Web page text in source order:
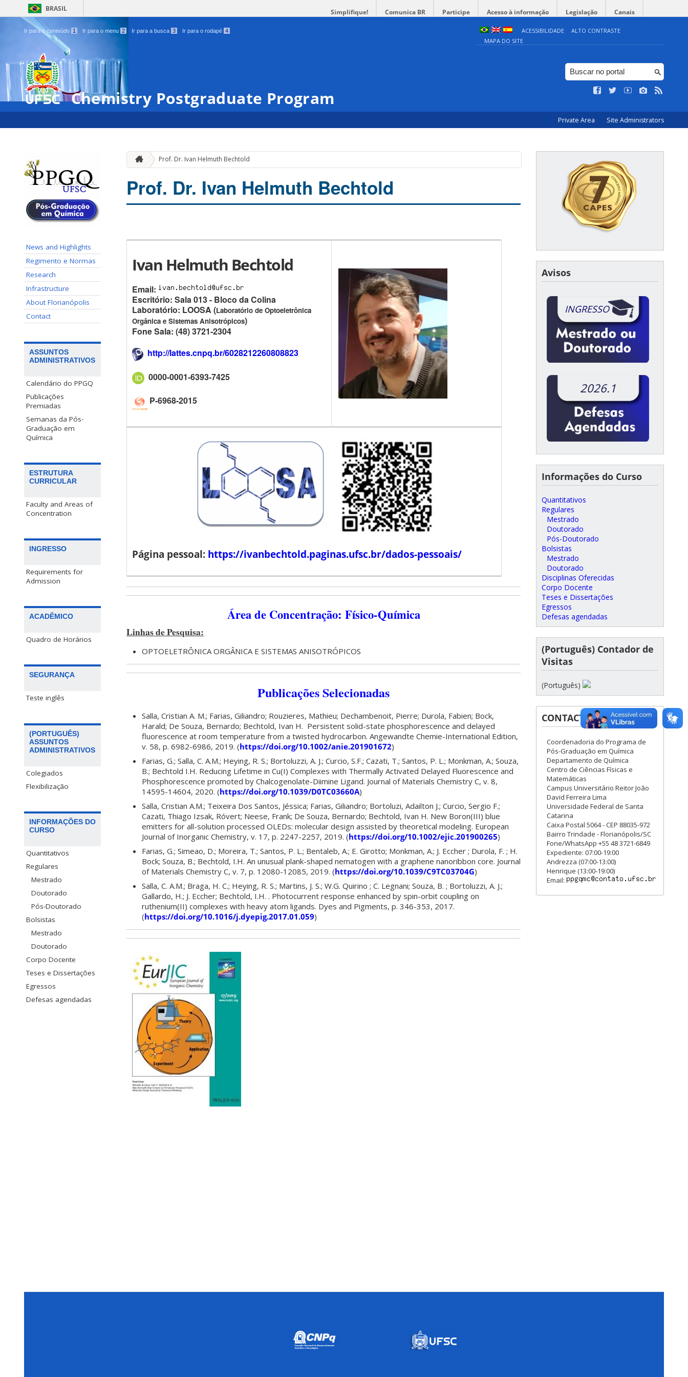
BRASIL Simplifique! Comunica BR Participe Acesso à informação Legislação Canais
Ir para o conteúdo 1 Ir para o menu 2 Ir para a busca 3 Ir para o rodapé 4 ACESSIBILIDADE
ALTO CONTRASTE
MAPA DO SITE
Chemistry Postgraduate Program
Private Area Site Administrators
News and Highlights
Regimento e Normas
Research
Infrastructure
About Florianópolis
Contact
ASSUNTOS
ADMINISTRATIVOS
Calendário do PPGQ
Publicações
Premiadas
Semanas da Pós-
Graduação em
Química
ESTRUTURA
CURRICULAR
Faculty and Areas of
Concentration
INGRESSO
Requirements for
Admission
ACADÊMICO
Quadro de Horários
SEGURANÇA
Teste inglês
(PORTUGUÊS)
ASSUNTOS
ADMINISTRATIVOS
Colegiados
Flexibilização
INFORMAÇÕES DO
CURSO
Quantitativos
Regulares
Mestrado
Doutorado
Pós-Doutorado
Bolsistas
Mestrado
Doutorado
Corpo Docente
Teses e Dissertações
Egressos
Defesas agendadas
Prof. Dr. Ivan Helmuth Bechtold
Prof. Dr. Ivan Helmuth Bechtold
Ivan Helmuth Bechtold
Email:
Escritório: Sala 013 - Bloco da Colina
Laboratório: LOOSA (Laboratório de Optoeletrônica
Orgânica e Sistemas Anisotrópicos)
Fone Sala: (48) 3721-2304
http://lattes.cnpq.br/6028212260808823
0000-0001-6393-7425
P-6968-2015
Página pessoal: https://ivanbechtold.paginas.ufsc.br/dados-pessoais/
Área de Concentração: Físico-Química
Linhas de Pesquisa:
OPTOELETRÔNICA ORGÂNICA E SISTEMAS ANISOTRÓPICOS
Publicações Selecionadas
Salla, Cristian A. M.; Farias, Giliandro; Rouzieres, Mathieu; Dechambenoit, Pierre; Durola, Fabien; Bock,
Harald; De Souza, Bernardo; Bechtold, Ivan H. Persistent solid-state phosphorescence and delayed
fluorescence at room temperature from a twisted hydrocarbon. Angewandte Chemie-International Edition,
v. 58, p. 6982-6986, 2019. (https://doi.org/10.1002/anie.201901672)
Farias, G.; Salla, C. A.M.; Heying, R. S.; Bortoluzzi, A. J.; Curcio, S.F.; Cazati, T.; Santos, P. L.; Monkman, A.; Souza,
B.; Bechtold I.H. Reducing Lifetime in Cu(I) Complexes with Thermally Activated Delayed Fluorescence and
Phosphorescence promoted by Chalcogenolate-Diimine Ligand. Journal of Materials Chemistry C, v. 8,
14595-14604, 2020. (https://doi.org/10.1039/D0TC03660A)
Salla, Cristian A.M.; Teixeira Dos Santos, Jéssica; Farias, Giliandro; Bortoluzi, Adailton J.; Curcio, Sergio F.;
Cazati, Thiago Izsak, Róvert; Neese, Frank; De Souza, Bernardo; Bechtold, Ivan H. New Boron(III) blue
emitters for all-solution processed OLEDs: molecular design assisted by theoretical modeling. European
Journal of Inorganic Chemistry, v. 17, p. 2247-2257, 2019. (https://doi.org/10.1002/ejic.201900265)
Farias, G.; Simeao, D.; Moreira, T.; Santos, P. L.; Bentaleb, A.; E. Girotto; Monkman, A.; J. Eccher ; Durola, F. ; H.
Bock; Souza, B.; Bechtold, I.H. An unusual plank-shaped nematogen with a graphene nanoribbon core. Journal
of Materials Chemistry C, v. 7, p. 12080-12085, 2019. (https://doi.org/10.1039/C9TC03704G)
Salla, C. A.M.; Braga, H. C.; Heying, R. S.; Martins, J. S.; W.G. Quirino ; C. Legnani; Souza, B. ; Bortoluzzi, A. J.;
Gallardo, H.; J. Eccher; Bechtold, I.H. . Photocurrent response enhanced by spin-orbit coupling on
ruthenium(II) complexes with heavy atom ligands. Dyes and Pigments, p. 346-353, 2017.
(https://doi.org/10.1016/j.dyepig.2017.01.059)
Avisos
INGRESSO
2026.1
Informações do Curso
Quantitativos
Regulares
Mestrado
Doutorado
Pós-Doutorado
Bolsistas
Mestrado
Doutorado
Disciplinas Oferecidas
Corpo Docente
Teses e Dissertações
Egressos
Defesas agendadas
(Português) Contador de
Visitas
(Português)
CONTACT
Coordenadoria do Programa de
Pós-Graduação em Química
Departamento de Química
Centro de Ciências Físicas e
Matemáticas
Campus Universitário Reitor João
David Ferreira Lima
Universidade Federal de Santa
Catarina
Caixa Postal 5064 - CEP 88035-972
Bairro Trindade - Florianópolis/SC
Fone/WhatsApp +55 48 3721-6849
Expediente: 07:00-19:00
Andrezza (07:00-13:00)
Henrique (13:00-19:00)
Email: